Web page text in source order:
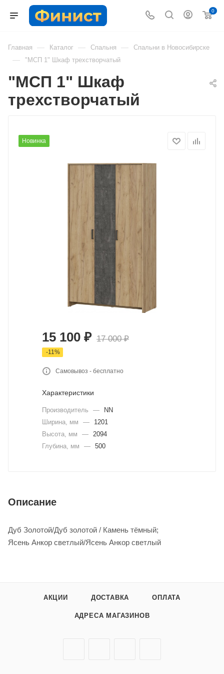
0
Главная — Каталог — Спальня — Спальни в Новосибирске
— "МСП 1" Шкаф трехстворчатый
"МСП 1" Шкаф
трехстворчатый
Новинка
15 100 ₽ 17 000₽
-11%
Самовывоз - бесплатно
Характеристики
Производитель —
NN
Ширина, мм
—
1201
Высота, мм
— 2094
Глубина, мм
— 500
Описание
Дуб Золотой/Дуб золотой / Камень тёмный;
Ясень Анкор светлый/Ясень Анкор светлый
АКЦИИ ДОСТАВКА ОПЛАТА
АДРЕСА МАГАЗИНОВ